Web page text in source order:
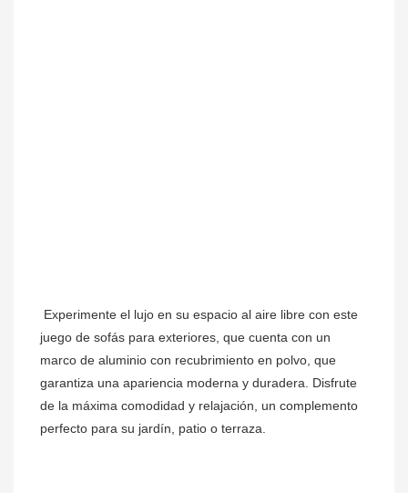
Experimente el lujo en su espacio al aire libre con este
juego de sofás para exteriores, que cuenta con un
marco de aluminio con recubrimiento en polvo, que
garantiza una apariencia moderna y duradera. Disfrute
de la máxima comodidad y relajación, un complemento
perfecto para su jardín, patio o terraza.